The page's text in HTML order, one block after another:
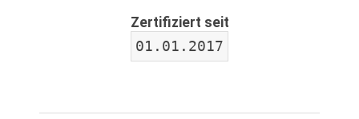
Zertifiziert seit
01.01.2017